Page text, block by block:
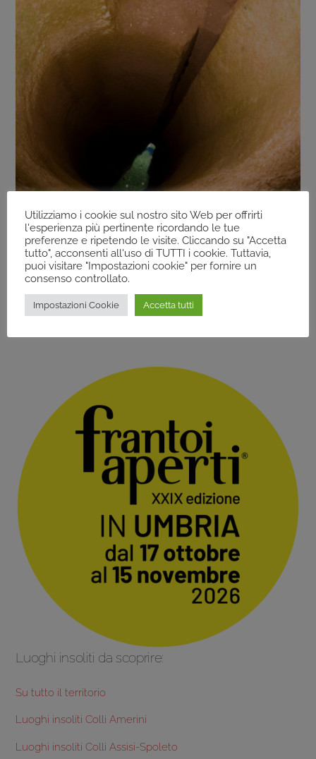
LUOGHI INSOLITI ,LUOGHI INSOLITI COLLI
ORVIETANI
IL POZZO DELLA CAVA – ORVIETO
Luoghi insoliti da scoprire:
Su tutto il territorio
Luoghi insoliti Colli Amerini
Luoghi insoliti Colli Assisi-Spoleto
Utilizziamo i cookie sul nostro sito Web per offrirti
l'esperienza più pertinente ricordando le tue
preferenze e ripetendo le visite. Cliccando su "Accetta
tutto", acconsenti all'uso di TUTTI i cookie. Tuttavia,
puoi visitare "Impostazioni cookie" per fornire un
consenso controllato.
Impostazioni Cookie Accetta tutti